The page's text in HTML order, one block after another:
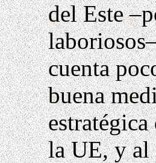
del Este
cuenta
buena
la UE, y al